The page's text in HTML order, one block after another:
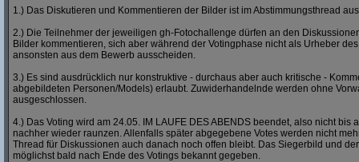
1.) Das Diskutieren und Kommentieren der Bilder ist im Abstimmungsthread
2.) Die Teilnehmer der jeweiligen gh-Fotochallenge dürfen an den
Bilder kommentieren, sich aber während der Votingphase nicht als Urheber
ansonsten aus dem Bewerb ausscheiden.
3.) Es sind ausdrücklich nur konstruktive - durchaus aber auch kritische -
abgebildeten Personen/Models) erlaubt. Zuwiderhandelnde werden ohne
ausgeschlossen.
4.) Das Voting wird am 24.05. IM LAUFE DES ABENDS beendet, also nicht bis
nachher wieder raunzen. Allenfalls später abgegebene Votes werden nicht
Thread für Diskussionen auch danach noch offen bleibt. Das Siegerbild und
möglichst bald nach Ende des Votings bekannt gegeben.